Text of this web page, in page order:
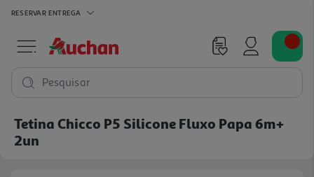
RESERVAR ENTREGA
Pesquisar
Tetina Chicco P5 Silicone Fluxo Papa 6m+
2un